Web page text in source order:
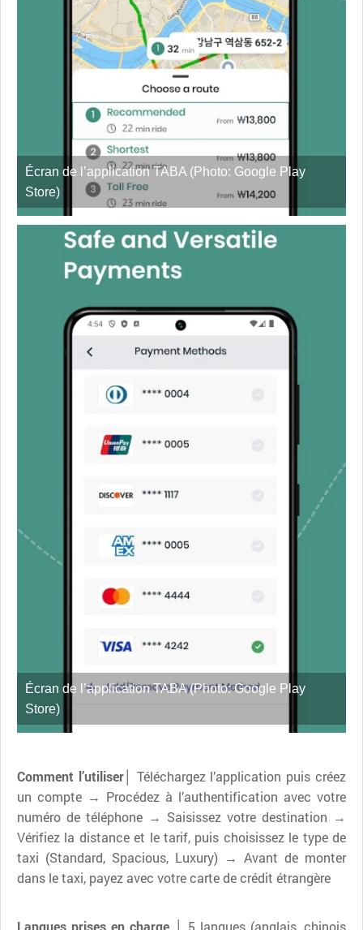
Écran de l’application TABA (Photo: Google Play
Store)
Écran de l’application TABA (Photo: Google Play
Store)
Comment l’utiliser│ Téléchargez l’application puis créez
un compte → Procédez à l’authentification avec votre
numéro de téléphone → Saisissez votre destination →
Vérifiez la distance et le tarif, puis choisissez le type de
taxi (Standard, Spacious, Luxury) → Avant de monter
dans le taxi, payez avec votre carte de crédit étrangère